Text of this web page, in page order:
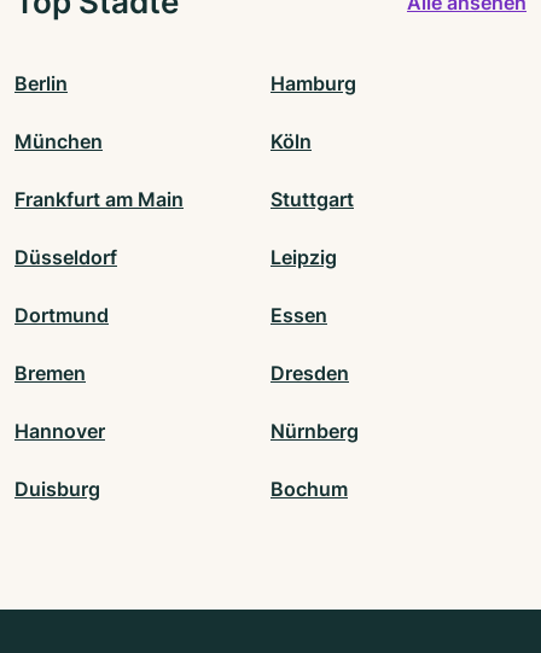
Berlin Hamburg
München Köln
Frankfurt am Main Stuttgart
Düsseldorf Leipzig
Dortmund Essen
Bremen Dresden
Hannover Nürnberg
Duisburg Bochum